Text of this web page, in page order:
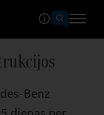
Benz